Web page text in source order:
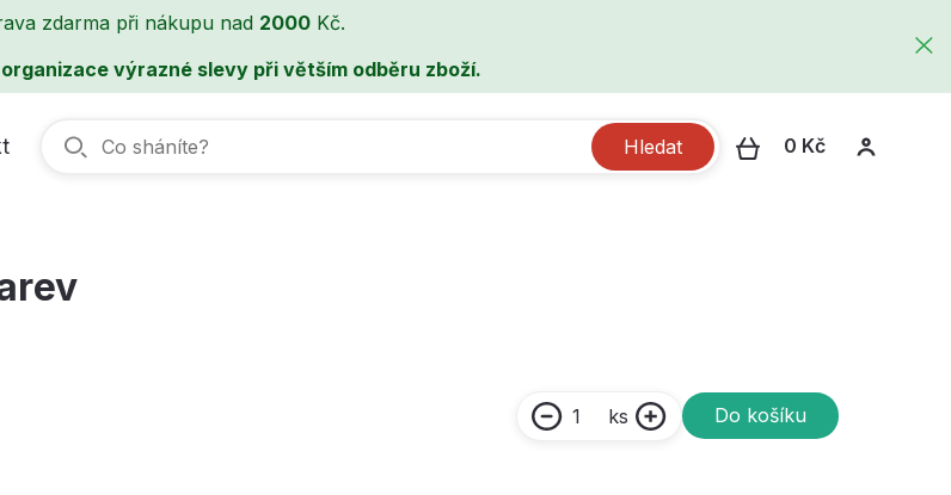
zdarma při nákupu nad 2000 Kč.
organizace výrazné slevy při větším odběru zboží.
Hledat 0 Kč
ks Do košíku